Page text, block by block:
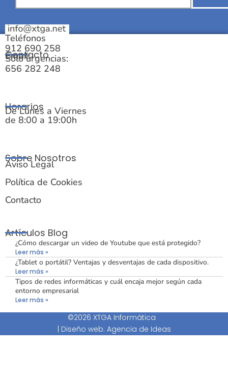
Contacto
Email:
Teléfonos
912 690 258
Solo urgencias:
656 282 248
Horarios
De Lunes a Viernes
de 8:00 a 19:00h
Sobre Nosotros
Aviso Legal
Política de Cookies
Contacto
Artículos Blog
¿Cómo descargar un video de Youtube que está protegido?
Leer más »
¿Tablet o portátil? Ventajas y desventajas de cada dispositivo.
Leer más »
Tipos de redes informáticas y cuál encaja mejor según cada
entorno empresarial
Leer más »
©2026 XTGA Informática
| Diseño web: Agencia de Ideas